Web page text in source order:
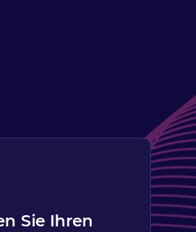
Sie Ihren